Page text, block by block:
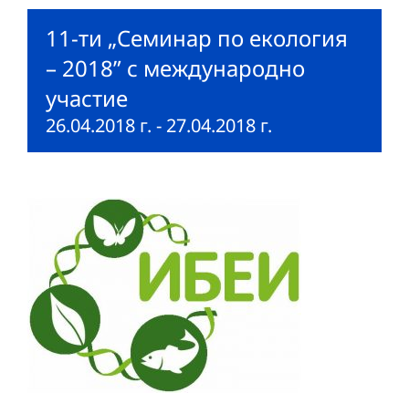
11-ти „Семинар по екология
– 2018” с международно
участие
26.04.2018 г. - 27.04.2018 г.